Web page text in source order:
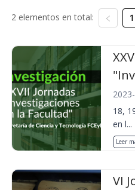
2 elementos en total: 1
18,
en l...
Leer
VI